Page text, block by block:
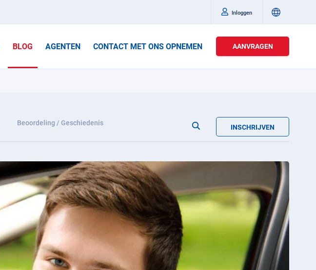
Inloggen
BLOG AGENTEN CONTACT MET ONS OPNEMEN AANVRAGEN
Beoordeling / Geschiedenis
INSCHRIJVEN